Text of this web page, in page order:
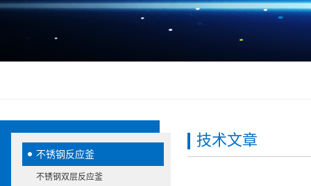
不锈钢反应釜
不锈钢双层反应釜
技术文章